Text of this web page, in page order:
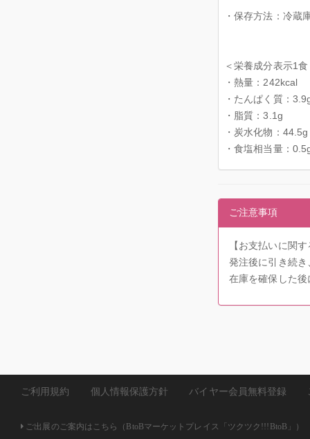
・保存方法：冷蔵
＜栄養成分表示1
・熱量：242kcal
・たんぱく質：
・脂質：3.1g
・炭水化物：44.5g
・食塩相当量：
ご注意事項
【お支払いに関
発注後に引き続
在庫を確保した
ご利用規約 個人情報保護方針 バイヤー会員無料登録
ご出展のご案内はこちら（BtoBマーケットプレイス「ツクツク!!!BtoB」）